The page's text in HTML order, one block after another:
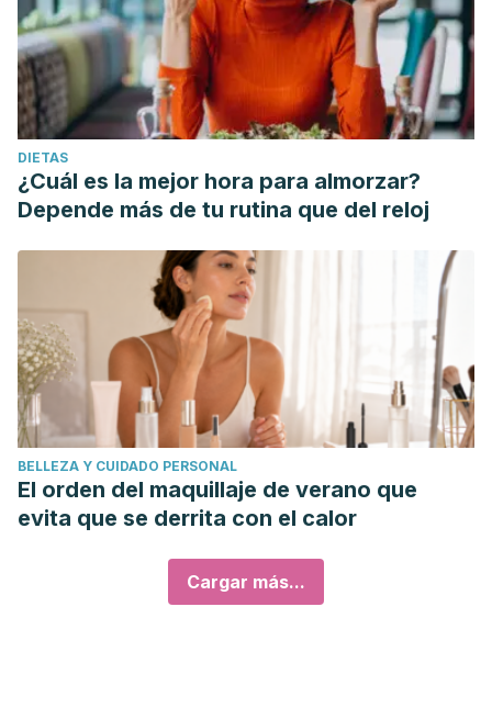
DIETAS
¿Cuál es la mejor hora para almorzar?
Depende más de tu rutina que del reloj
BELLEZA Y CUIDADO PERSONAL
El orden del maquillaje de verano que
evita que se derrita con el calor
Cargar más...